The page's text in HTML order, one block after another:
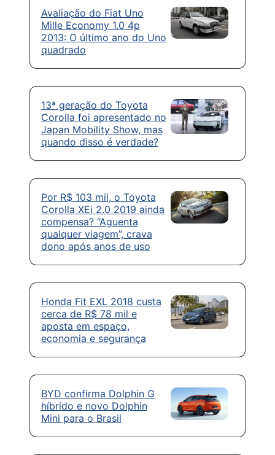
Avaliação do Fiat Uno
Mille Economy 1.0 4p
2013: O último ano do Uno
quadrado
13ª geração do Toyota
Corolla foi apresentado no
Japan Mobility Show, mas
quando disso é verdade?
Por R$ 103 mil, o Toyota
Corolla XEi 2.0 2019 ainda
compensa? “Aguenta
qualquer viagem”, crava
dono após anos de uso
Honda Fit EXL 2018 custa
cerca de R$ 78 mil e
aposta em espaço,
economia e segurança
BYD confirma Dolphin G
híbrido e novo Dolphin
Mini para o Brasil